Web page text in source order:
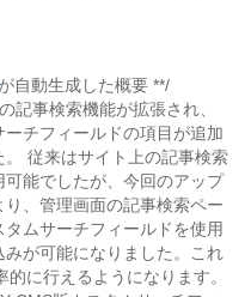
が自動生成した概要 **/
記事検索機能が拡張され、
ーチフィールドの項目が追加
。 従来はサイト上の記事検索
可能でしたが、今回のアップ
り、管理画面の記事検索ペー
タムサーチフィールドを使用
みが可能になりました。これ
に行えるようになります。